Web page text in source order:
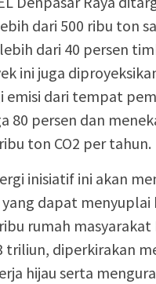
dari 500 ribu ton
dari 40 persen
ini juga
emisi dari tempat
80 persen dan
ton CO2 per tahun.
inisiatif ini akan
yang dapat
rumah masyarakat
triliun, diperkirakan
hijau serta